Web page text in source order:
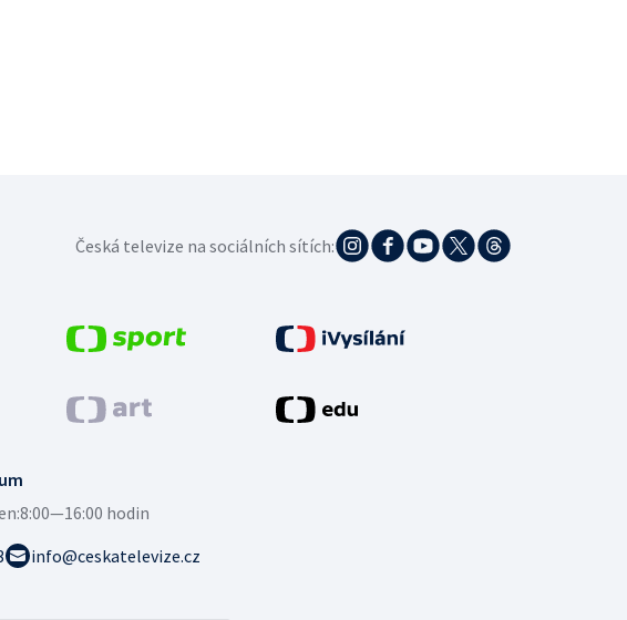
8:00—16:00 hodin
info@ceskatelevize.cz
Česká televize na sociálních sítích: